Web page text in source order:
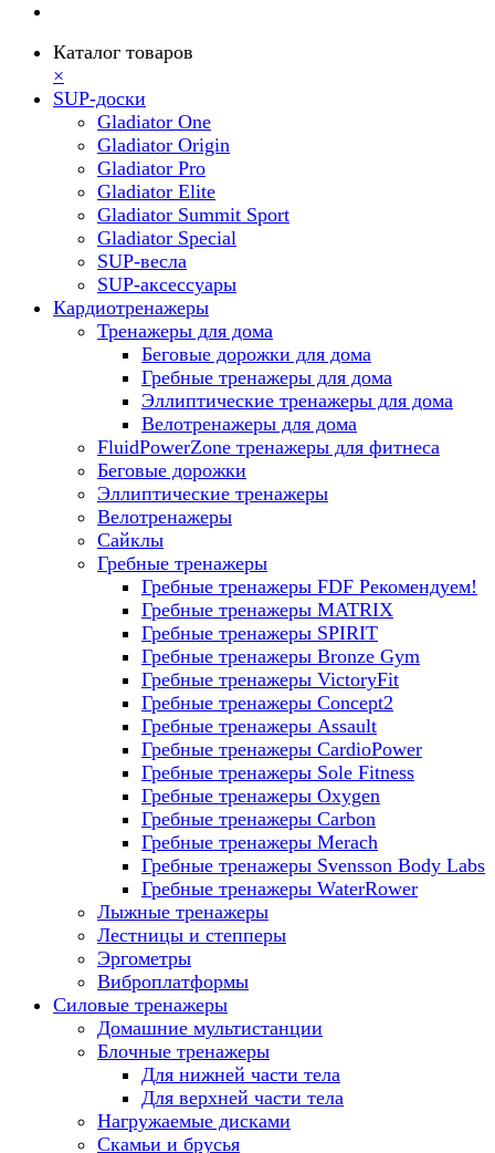
Каталог товаров
×
SUP-доски
Gladiator One
Gladiator Origin
Gladiator Pro
Gladiator Elite
Gladiator Summit Sport
Gladiator Special
SUP-весла
SUP-аксессуары
Кардиотренажеры
Тренажеры для дома
Беговые дорожки для дома
Гребные тренажеры для дома
Эллиптические тренажеры для дома
Велотренажеры для дома
FluidPowerZone тренажеры для фитнеса
Беговые дорожки
Эллиптические тренажеры
Велотренажеры
Сайклы
Гребные тренажеры
Гребные тренажеры FDF Рекомендуем!
Гребные тренажеры MATRIX
Гребные тренажеры SPIRIT
Гребные тренажеры Bronze Gym
Гребные тренажеры VictoryFit
Гребные тренажеры Concept2
Гребные тренажеры Assault
Гребные тренажеры CardioPower
Гребные тренажеры Sole Fitness
Гребные тренажеры Oxygen
Гребные тренажеры Carbon
Гребные тренажеры Merach
Гребные тренажеры Svensson Body Labs
Гребные тренажеры WaterRower
Лыжные тренажеры
Лестницы и степперы
Эргометры
Виброплатформы
Силовые тренажеры
Домашние мультистанции
Блочные тренажеры
Для нижней части тела
Для верхней части тела
Нагружаемые дисками
Скамьи и брусья